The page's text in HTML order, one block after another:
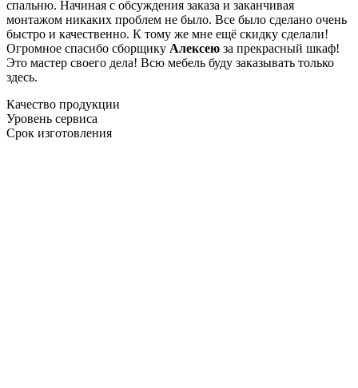
спальню. Начиная с обсуждения заказа и заканчивая
монтажом никаких проблем не было. Все было сделано очень
быстро и качественно. К тому же мне ещё скидку сделали!
Огромное спасибо сборщику Алексею за прекрасный шкаф!
Это мастер своего дела! Всю мебель буду заказывать только
здесь.
Качество продукции
Уровень сервиса
Срок изготовления